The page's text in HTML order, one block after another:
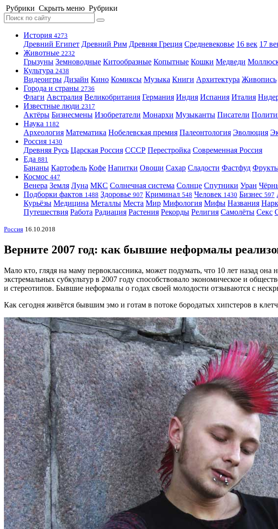
Рубрики Скрыть меню Рубрики
История 4273
Древний Египет Древний Рим Древняя Греция Средневековье 16 век 17
Животные 2232
Грызуны Земноводные Китообразные Копытные Кошки Медведи
Культура 2438
Видеоигры Дизайн Кино Комиксы Музыка Книги Архитектура Живопись
Города и страны 2736
Флаги Австралия Великобритания Германия Индия Испания Италия
Известные люди 2317
Актёры Бизнесмены Изобретатели Монархи Музыканты Писатели
Наука 1182
Археология Математика Нобелевская премия Палеонтология Эволюция
Россия 1430
Древняя Русь Царская Россия СССР Перестройка Современная Россия
Еда 881
Бананы Картофель Кофе Напитки Овощи Сахар Сладости Фастфуд
Космос 447
Венера Земля Луна МКС Солнечная система Солнце Спутники Уран
Подборки фактов 1488 Здоровье 907 Криминал 548 Человек 1430 Бизнес 597
Курьёзы Медицина Металлы Места Мир Мифология Мифы Названия
Путешествия Работа Радиация Растения Рекорды Религия Самолёты Секс
Россия 16.10.2018
Верните 2007 год: как бывшие неформалы
Мало кто, глядя на маму первоклассника, может подумать, что 10 лет назад
экстремальных субкультур в 2007 году способствовало экономическое и
и стереотипов. Бывшие неформалы о годах своей молодости отзываются с
Как сегодня живётся бывшим эмо и готам в потоке бородатых хипстеров в